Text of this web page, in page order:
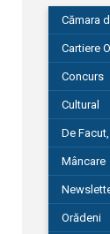
Cămara
Cartiere
Concurs
Cultural
De
Mâncare
Orădeni